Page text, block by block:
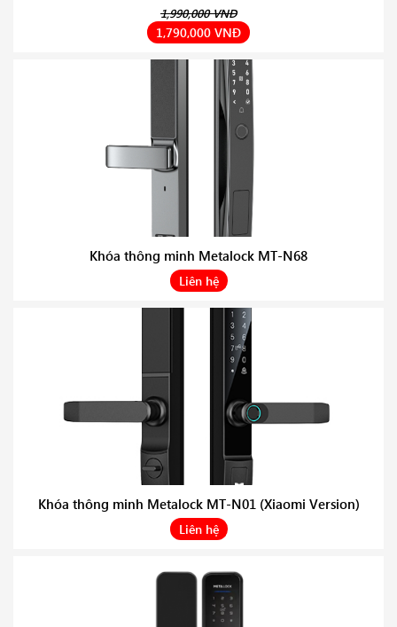
1,990,000 VNĐ
1,790,000 VNĐ
Khóa thông minh Metalock MT-N68
Liên hệ
Khóa thông minh Metalock MT-N01 (Xiaomi Version)
Liên hệ